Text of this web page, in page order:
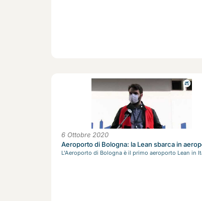
6 Ottobre 2020
Aeroporto di Bologna: la Lean sbarca in
L'Aeroporto di Bologna è il primo aeroporto Lean in